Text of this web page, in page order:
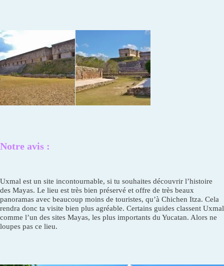
Notre avis :
Uxmal est un site incontournable, si tu souhaites découvrir l’histoire
des Mayas. Le lieu est très bien préservé et offre de très beaux
panoramas avec beaucoup moins de touristes, qu’à Chichen Itza. Cela
rendra donc ta visite bien plus agréable. Certains guides classent Uxmal
comme l’un des sites Mayas, les plus importants du Yucatan. Alors ne
loupes pas ce lieu.